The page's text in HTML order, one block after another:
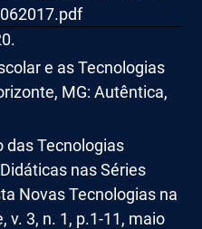
e as Tecnologias
MG: Autêntica,
das Tecnologias
nas Séries
Novas Tecnologias na
v. 3, n. 1, p.1-11, maio